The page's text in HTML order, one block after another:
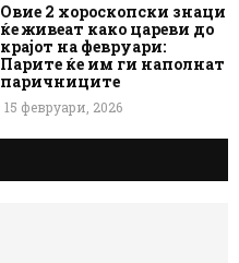
Овие 2 хороскопски знаци
ќе живеат како цареви до
крајот на февруари:
Парите ќе им ги наполнат
паричниците
15 февруари, 2026